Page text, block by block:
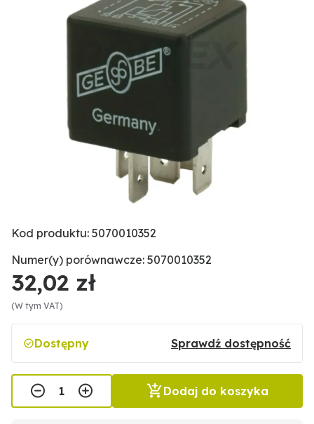
Kod produktu: 5070010352
Numer(y) porównawcze: 5070010352
32,02 zł
(W tym VAT)
Dostępny Sprawdź dostępność
Dodaj do koszyka